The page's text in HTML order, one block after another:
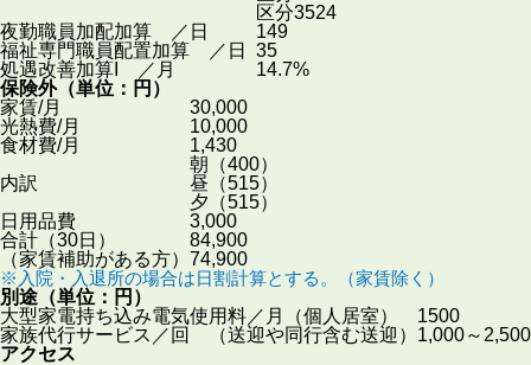
区分3524
夜勤職員加配加算 ／日
149
福祉専門職員配置加算 ／日
35
処遇改善加算I ／月
14.7%
保険外（単位：円）
家賃/月
30,000
光熱費/月
10,000
食材費/月
1,430
内訳
朝 （400）
昼 （515）
夕 （515）
日用品費
3,000
合計（30日）
84,900
（家賃補助がある方） 74,900
※入院・入退所の場合は日割計算とする。（家賃除く）
別途 （単位：円）
大型家電持ち込み電気使用料／月（個人居室）
1500
家族代行サービス／回 （送迎や同行含む送迎） 1,000～2,500
アクセス